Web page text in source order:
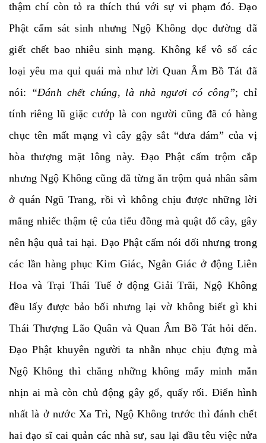
thậm chí còn tỏ ra thích thú với sự vi phạm đó. Đạo
Phật cấm sát sinh nhưng Ngộ Không dọc đường đã
giết chết bao nhiêu sinh mạng. Không kể vô số các
loại yêu ma quỉ quái mà như lời Quan Âm Bồ Tát đã
nói: “Đánh chết chúng, là nhà ngươi có công”; chỉ
tính riêng lũ giặc cướp là con người cũng đã có hàng
chục tên mất mạng vì cây gậy sắt “đưa đám” của vị
hòa thượng mặt lông này. Đạo Phật cấm trộm cắp
nhưng Ngộ Không cũng đã từng ăn trộm quả nhân sâm
ở quán Ngũ Trang, rồi vì không chịu được những lời
mắng nhiếc thậm tệ của tiểu đồng mà quật đổ cây, gây
nên hậu quả tai hại. Đạo Phật cấm nói dối nhưng trong
các lần hàng phục Kim Giác, Ngân Giác ở động Liên
Hoa và Trại Thái Tuế ở động Giải Trãi, Ngộ Không
đều lấy được bảo bối nhưng lại vờ không biết gì khi
Thái Thượng Lão Quân và Quan Âm Bồ Tát hỏi đến.
Đạo Phật khuyên người ta nhẫn nhục chịu đựng mà
Ngộ Không thì chẳng những không mấy minh mẫn
nhịn ai mà còn chủ động gây gổ, quấy rối. Điển hình
nhất là ở nước Xa Trì, Ngộ Không trước thì đánh chết
hai đạo sĩ cai quản các nhà sư, sau lại đầu têu việc nửa